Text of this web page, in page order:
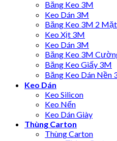
Băng Keo 3M
Keo Dán 3M
Băng Keo 3M 2 Mặt
Keo Xịt 3M
Keo Dán 3M
Băng Keo 3M
Băng Keo Giấy 3M
Băng Keo Dán Nền
Keo Dán
Keo Silicon
Keo Nến
Keo Dán Giày
Thùng Carton
Thùng Carton